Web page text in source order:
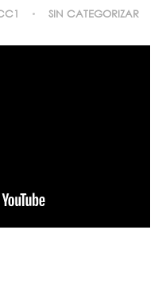
SIN CATEGORIZAR